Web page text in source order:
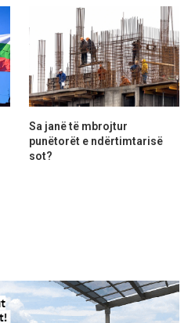
Sa janë të mbrojtur
punëtorët e ndërtimtarisë
sot?